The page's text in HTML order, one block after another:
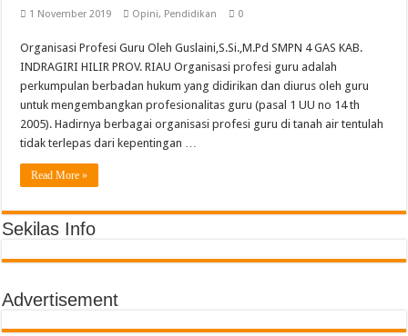
Guru PJOK SMAN 1 Calang Raih Juara II Nasional Kempo 2026
7 Siswa SMAN 1 Dewantara Lolos ke OSN Provinsi, Siap Harumkan Aceh Utara
SLB YBSM Banda Aceh Raih Juara Umum di Acara Kontes Sekolah
Bidang Literasi IGI Aceh Timur Raih Penghargaan Buku Etnik Nusantara
SMAN Unggul Aceh Timur Terima Penghargaan Sekolah Adiwiyata Tingkat
Semarak Pembagian Rapor di MIN 11 Banda Aceh: Penghargaan Prestasi,
1 November 2019 Opini, Pendidikan 0
Organisasi Profesi Guru Oleh Guslaini,S.Si.,M.Pd SMPN 4 GAS KAB.
INDRAGIRI HILIR PROV. RIAU Organisasi profesi guru adalah
perkumpulan berbadan hukum yang didirikan dan diurus oleh guru
untuk mengembangkan profesionalitas guru (pasal 1 UU no 14 th
2005). Hadirnya berbagai organisasi profesi guru di tanah air tentulah
tidak terlepas dari kepentingan …
Read More »
Sekilas Info
Advertisement